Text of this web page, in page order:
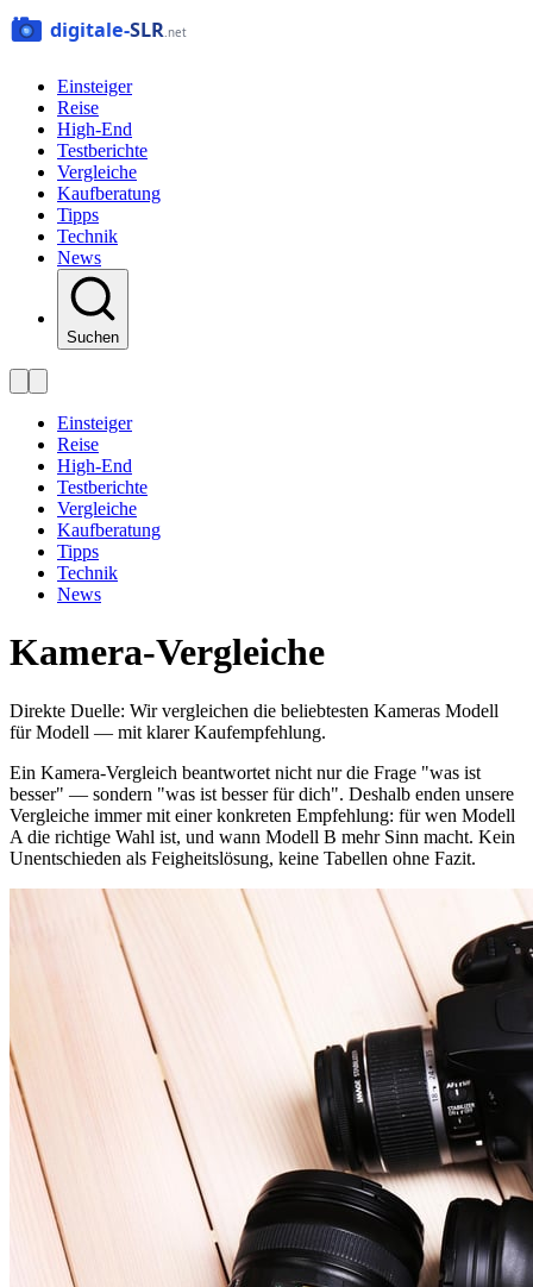
Einsteiger
Reise
High-End
Testberichte
Vergleiche
Kaufberatung
Tipps
Technik
News
Suchen
Einsteiger
Reise
High-End
Testberichte
Vergleiche
Kaufberatung
Tipps
Technik
News
Kamera-Vergleiche
Direkte Duelle: Wir vergleichen die beliebtesten Kameras Modell
für Modell — mit klarer Kaufempfehlung.
Ein Kamera-Vergleich beantwortet nicht nur die Frage "was ist
besser" — sondern "was ist besser für dich". Deshalb enden unsere
Vergleiche immer mit einer konkreten Empfehlung: für wen Modell
A die richtige Wahl ist, und wann Modell B mehr Sinn macht. Kein
Unentschieden als Feigheitslösung, keine Tabellen ohne Fazit.